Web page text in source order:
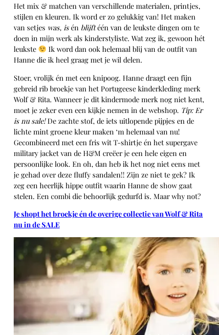
Het mix & matchen van verschillende materialen, printjes,
stijlen en kleuren. Ik word er zo gelukkig van! Het maken
van setjes was, isén blijftéén van de leukste dingen om te
doen in mijn werk als kinderstyliste. Wat zeg ik, gewoon hét
leukste
Ik word dan ook helemaal blij van de outfit van
Hanne die ik heel graag met je wil delen.
Stoer, vrolijk én met een knipoog. Hanne draagt een fijn
gebreid rib broekje van het Portugeese kinderkleding merk
Wolf & Rita. Wanneer je dit kindermode merk nog niet kent,
moet je zeker even een kijkje nemen in de webshop. Tip: Er
is nu sale!De zachte stof, de iets uitlopende pijpjes en de
lichte mint groene kleur maken ‘m helemaal van nu!
Gecombineerd met een fris wit T-shirtje én het supergave
military jacket van de H&M creëer je een hele eigen en
persoonlijke look. En oh, dan heb ik het nog niet eens met
je gehad over deze fluffy sandalen!! Zijn ze niet te gek? Ik
zeg een heerlijk hippe outfit waarin Hanne de show gaat
stelen. Een combi die behoorlijk gedurfd is. Maar why not?
Je shopt het broekje én de overige collectie van Wolf & Rita
nu in de SALE